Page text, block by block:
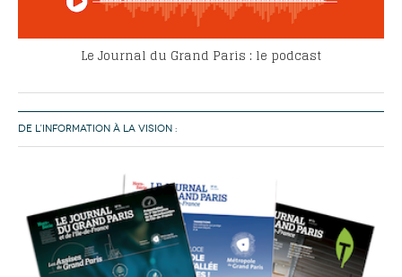
Le Journal du Grand Paris : le podcast
DE L’INFORMATION À LA VISION :